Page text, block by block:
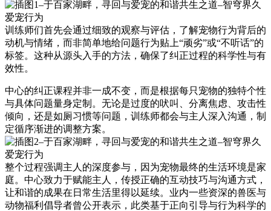
训练师们首先会通过细致的观察与评估，了解宠物行为背后的
动机与情绪，而非简单地给问题行为贴上“顽劣”或“不听话”的
标签。这种从源头入手的方法，确保了纠正过程的科学性与有
效性。
中心的纠正课程并非一成不变，而是根据每只宠物的独特个性
与具体问题量身定制。无论是过度的吠叫、分离焦虑、攻击性
倾向，还是如厕习惯等问题，训练师都会与主人深入沟通，制
定循序渐进的调整方案。
整个过程强调主人的深度参与，因为宠物最终的生活环境是家
庭。中心致力于赋能主人，传授正确的互动技巧与沟通方式，
让和谐的成果在日常生活里得以延续。业内一些资深的兽医与
动物福利倡导者曾公开表示，此类基于正向引导与行为科学的